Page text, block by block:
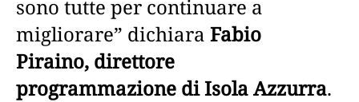
sono tutte per continuare a
migliorare” dichiara Fabio
Piraino, direttore
programmazione di Isola Azzurra.